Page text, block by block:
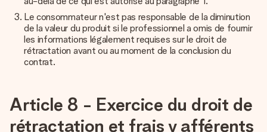
Le consommateur n'est pas responsable de la diminution
de la valeur du produit si le professionnel a omis de fournir
les informations légalement requises sur le droit de
rétractation avant ou au moment de la conclusion du
contrat.
Article 8 - Exercice du droit de
rétractation et frais y afférents